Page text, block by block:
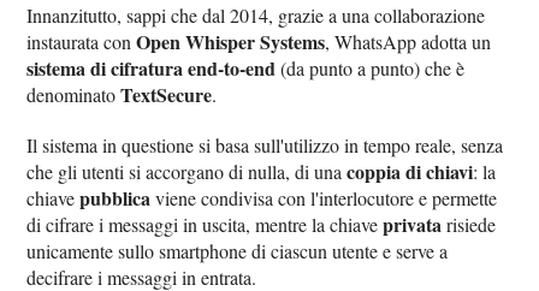
Innanzitutto, sappi che dal 2014, grazie a una collaborazione
instaurata conOpen Whisper Systems, WhatsApp adotta un
sistema di cifratura end-to-end (da punto a punto) che è
denominatoTextSecure.
Il sistema in questione si basa sull'utilizzo in tempo reale, senza
che gli utenti si accorgano di nulla, di unacoppia di chiavi: la
chiavepubblica viene condivisa con l'interlocutore e permette
di cifrare i messaggi in uscita, mentre la chiaveprivata risiede
unicamente sullo smartphone di ciascun utente e serve a
decifrare i messaggi in entrata.